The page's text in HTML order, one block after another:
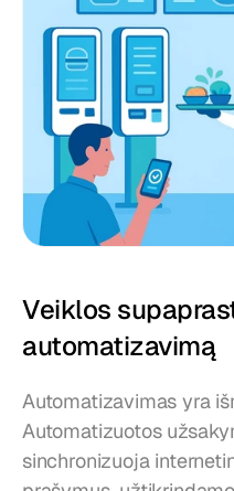
Veiklos
automatizavimą
Automatizavimas yra
Automatizuotos
sinchronizuoja